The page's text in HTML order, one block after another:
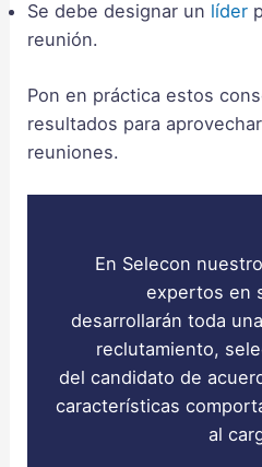
Se debe designar un líder
reunión.
Pon en práctica estos
resultados para
reuniones.
En Selecon
expertos en
desarrollarán toda
reclutamiento,
del candidato de
características
al